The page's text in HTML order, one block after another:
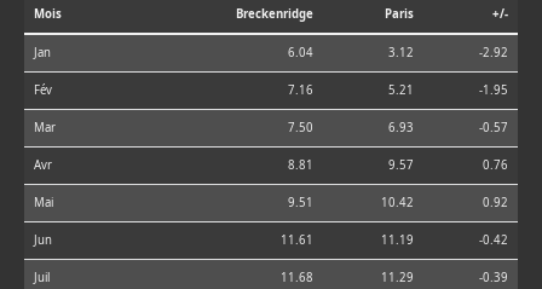
Mois Breckenridge Paris +/-
Jan 6.04 3.12 -2.92
Fév 7.16 5.21 -1.95
Mar 7.50 6.93 -0.57
Avr 8.81 9.57 0.76
Mai 9.51 10.42 0.92
Jun 11.61 11.19 -0.42
Juil 11.68 11.29 -0.39